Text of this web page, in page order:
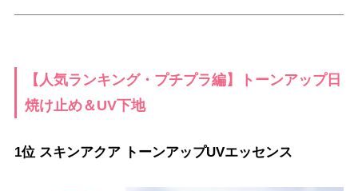
【人気ランキング・プチプラ編】トーンアップ日
焼け止め＆UV下地
1位 スキンアクア トーンアップUVエッセンス